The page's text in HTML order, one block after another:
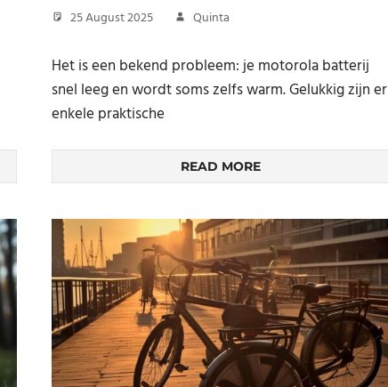
25 August 2025 Quinta
Het is een bekend probleem: je motorola batterij
snel leeg en wordt soms zelfs warm. Gelukkig zijn er
enkele praktische
READ MORE